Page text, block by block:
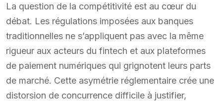
La question de la compétitivité est au cœur du
débat. Les régulations imposées aux banques
traditionnelles ne s’appliquent pas avec la même
rigueur aux acteurs du fintech et aux plateformes
de paiement numériques qui grignotent leurs parts
de marché. Cette asymétrie réglementaire crée une
distorsion de concurrence difficile à justifier,